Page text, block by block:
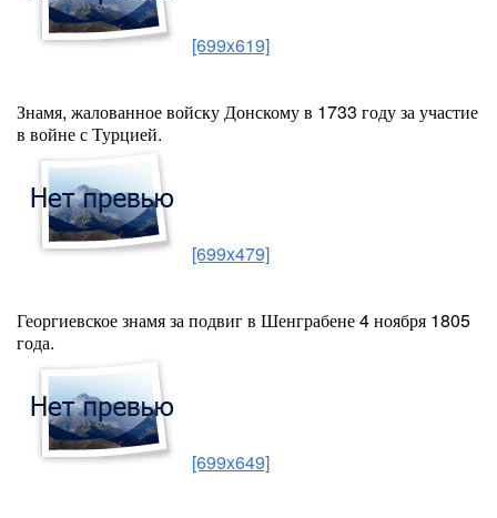
[699x619]
Знамя, жалованное войску Донскому в 1733 году за участие
в войне с Турцией.
[699x479]
Георгиевское знамя за подвиг в Шенграбене 4 ноября 1805
года.
[699x649]